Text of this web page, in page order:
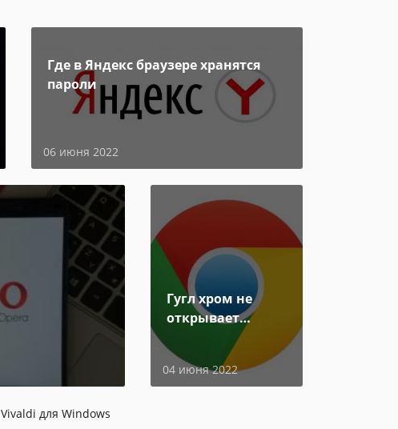
Где в Яндекс браузере хранятся
пароли
06 июня 2022
Гугл хром не
открывает
04 июня 2022
Vivaldi для Windows